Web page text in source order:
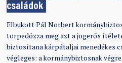
családok
Elbukott Pál Norbert
torpedózza meg azt a jogerős
biztosítana kárpátaljai menedékes
végleges: a kormánybiztosnak